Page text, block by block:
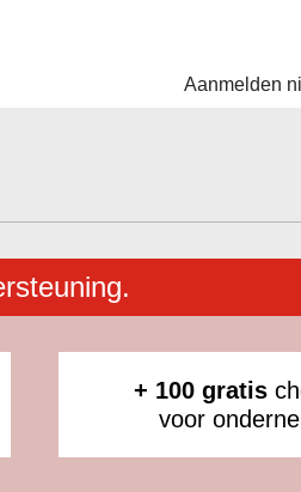
Aanmelden
+ 100 gratis
voor